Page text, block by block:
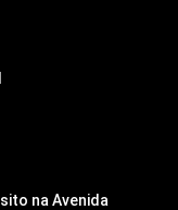
na Avenida